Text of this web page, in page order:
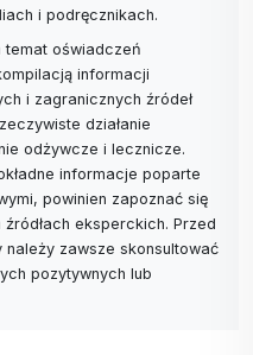
i podręcznikach.
temat oświadczeń
informacji
i zagranicznych źródeł
działanie
odżywcze i lecznicze.
informacje poparte
powinien zapoznać się
eksperckich. Przed
należy zawsze skonsultować
pozytywnych lub